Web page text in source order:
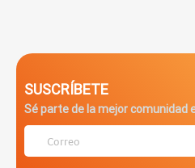
SUSCRÍBETE
Sé parte de la mejor comunidad